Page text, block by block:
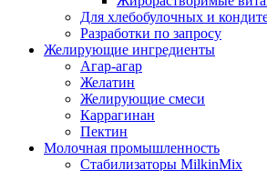
Для хлебобулочных и
Разработки по запросу
Желирующие ингредиенты
Агар-агар
Желатин
Желирующие смеси
Каррагинан
Пектин
Молочная промышленность
Стабилизаторы MilkinMix